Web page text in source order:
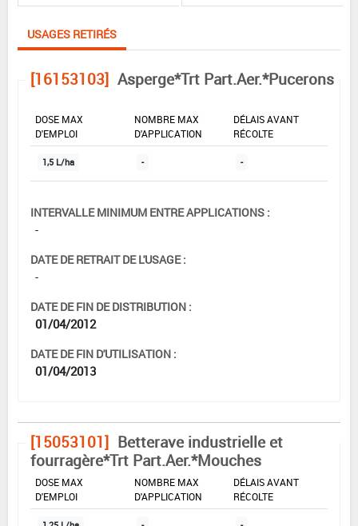
USAGES RETIRÉS
[16153103] Asperge*Trt Part.Aer.*Pucerons
DOSE MAX
D'EMPLOI
NOMBRE MAX
D'APPLICATION
DÉLAIS AVANT
RÉCOLTE
1,5 L/ha - -
INTERVALLE MINIMUM ENTRE APPLICATIONS :
-
DATE DE RETRAIT DE L'USAGE :
-
DATE DE FIN DE DISTRIBUTION :
01/04/2012
DATE DE FIN D'UTILISATION :
01/04/2013
[15053101] Betterave industrielle et
fourragère*Trt Part.Aer.*Mouches
DOSE MAX
D'EMPLOI
NOMBRE MAX
D'APPLICATION
DÉLAIS AVANT
RÉCOLTE